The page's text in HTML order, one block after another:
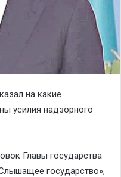
на какие
усилия надзорного
Главы государства
государство»,